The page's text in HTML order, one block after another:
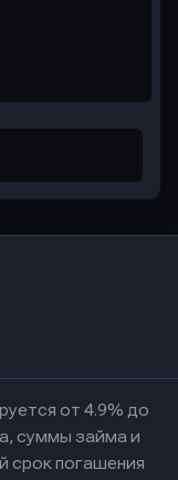
от 4.9% до
суммы займа и
срок погашения